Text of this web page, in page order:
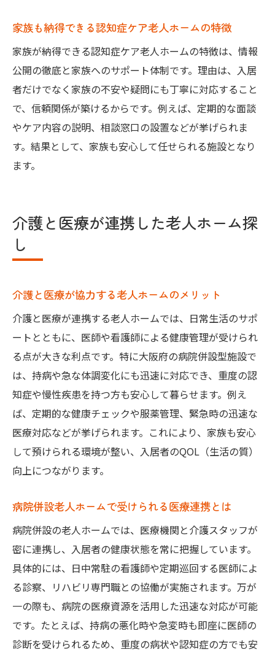
家族も納得できる認知症ケア老人ホームの特徴
家族が納得できる認知症ケア老人ホームの特徴は、情報
公開の徹底と家族へのサポート体制です。理由は、入居
者だけでなく家族の不安や疑問にも丁寧に対応すること
で、信頼関係が築けるからです。例えば、定期的な面談
やケア内容の説明、相談窓口の設置などが挙げられま
す。結果として、家族も安心して任せられる施設となり
ます。
介護と医療が連携した老人ホーム探
し
介護と医療が協力する老人ホームのメリット
介護と医療が連携する老人ホームでは、日常生活のサポ
ートとともに、医師や看護師による健康管理が受けられ
る点が大きな利点です。特に大阪府の病院併設型施設で
は、持病や急な体調変化にも迅速に対応でき、重度の認
知症や慢性疾患を持つ方も安心して暮らせます。例え
ば、定期的な健康チェックや服薬管理、緊急時の迅速な
医療対応などが挙げられます。これにより、家族も安心
して預けられる環境が整い、入居者のQOL（生活の質）
向上につながります。
病院併設老人ホームで受けられる医療連携とは
病院併設の老人ホームでは、医療機関と介護スタッフが
密に連携し、入居者の健康状態を常に把握しています。
具体的には、日中常駐の看護師や定期巡回する医師によ
る診察、リハビリ専門職との協働が実施されます。万が
一の際も、病院の医療資源を活用した迅速な対応が可能
です。たとえば、持病の悪化時や急変時も即座に医師の
診断を受けられるため、重度の病状や認知症の方でも安